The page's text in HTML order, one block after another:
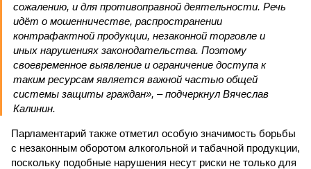
сожалению, и для противоправной деятельности. Речь
идёт о мошенничестве, распространении
контрафактной продукции, незаконной торговле и
иных нарушениях законодательства. Поэтому
своевременное выявление и ограничение доступа к
таким ресурсам является важной частью общей
системы защиты граждан», – подчеркнул Вячеслав
Калинин.
Парламентарий также отметил особую значимость борьбы
с незаконным оборотом алкогольной и табачной продукции,
поскольку подобные нарушения несут риски не только для